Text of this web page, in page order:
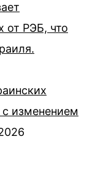
от РЭБ, что
с изменением